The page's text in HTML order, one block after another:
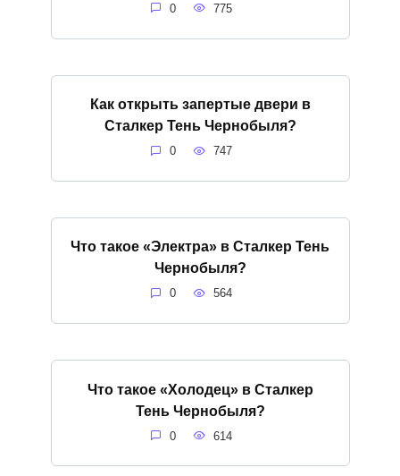
0 775
Как открыть запертые двери в
Сталкер Тень Чернобыля?
0 747
Что такое «Электра» в Сталкер Тень
Чернобыля?
0 564
Что такое «Холодец» в Сталкер
Тень Чернобыля?
0 614